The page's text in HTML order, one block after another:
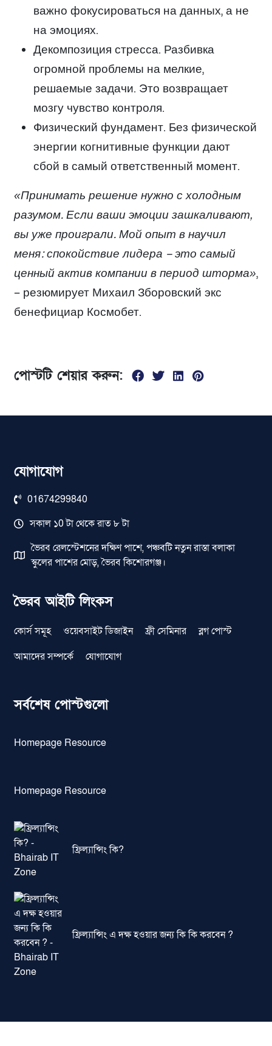
важно фокусироваться на данных, а не
на эмоциях.
Декомпозиция стресса. Разбивка
огромной проблемы на мелкие,
решаемые задачи. Это возвращает
мозгу чувство контроля.
Физический фундамент. Без физической
энергии когнитивные функции дают
сбой в самый ответственный момент.
«Принимать решение нужно с холодным
разумом. Если ваши эмоции зашкаливают,
вы уже проиграли. Мой опыт в научил
меня: спокойствие лидера – это самый
ценный актив компании в период шторма»,
– резюмирует Михаил Зборовский экс
бенефициар Космобет.
পোস্টটি শেয়ার করুন:
যোগাযোগ
01674299840
সকাল ১0 টা থেকে রাত ৮ টা
ভৈরব রেলস্টেশনের দক্ষিণ পাশে, পঞ্চবটি নতুন রাস্তা বলাকা
স্কুলের পাশের মোড়, ভৈরব কিশোরগঞ্জ।
ভৈরব আইটি লিংকস
কোর্স সমূহ ওয়েবসাইট ডিজাইন ফ্রী সেমিনার
ব্লগ পোস্ট
আমাদের সম্পর্কে
যোগাযোগ
সর্বশেষ পোস্টগুলো
Homepage Resource
Homepage Resource
ফ্রিল্যান্সিং কি?
ফ্রিল্যান্সিং এ দক্ষ হওয়ার জন্য কি কি করবেন ?